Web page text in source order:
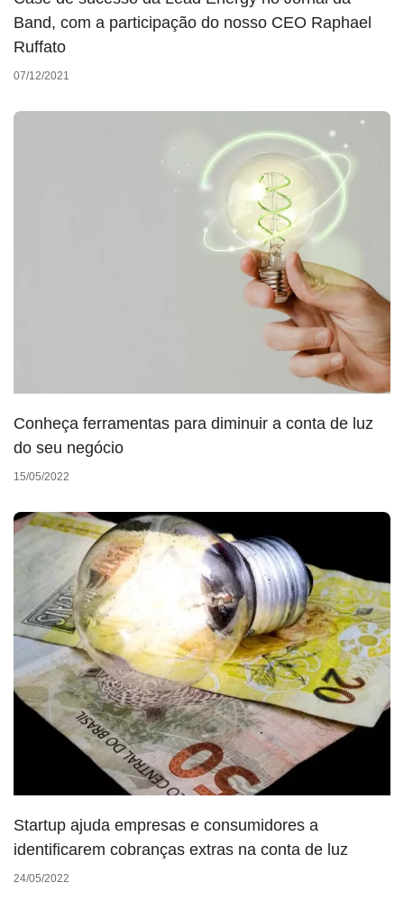
Band, com a participação do nosso CEO Raphael
Ruffato
07/12/2021
Conheça ferramentas para diminuir a conta de luz
do seu negócio
15/05/2022
Startup ajuda empresas e consumidores a
identificarem cobranças extras na conta de luz
24/05/2022